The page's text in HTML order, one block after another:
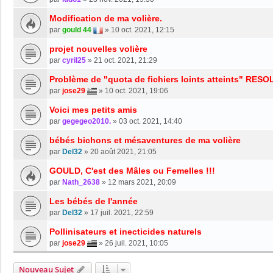
Modification de ma volière.
par gould 44 » 10 oct. 2021, 12:15
projet nouvelles volière
par cyril25 » 21 oct. 2021, 21:29
Problème de "quota de fichiers loints atteints"
par jose29 » 10 oct. 2021, 19:06
Voici mes petits amis
par gegegeo2010. » 03 oct. 2021, 14:40
bébés bichons et mésaventures de ma volière
par Del32 » 20 août 2021, 21:05
GOULD, C'est des Mâles ou Femelles !!!
par Nath_2638 » 12 mars 2021, 20:09
Les bébés de l'année
par Del32 » 17 juil. 2021, 22:59
Pollinisateurs et inecticides naturels
par jose29 » 26 juil. 2021, 10:05
Nouveau Sujet